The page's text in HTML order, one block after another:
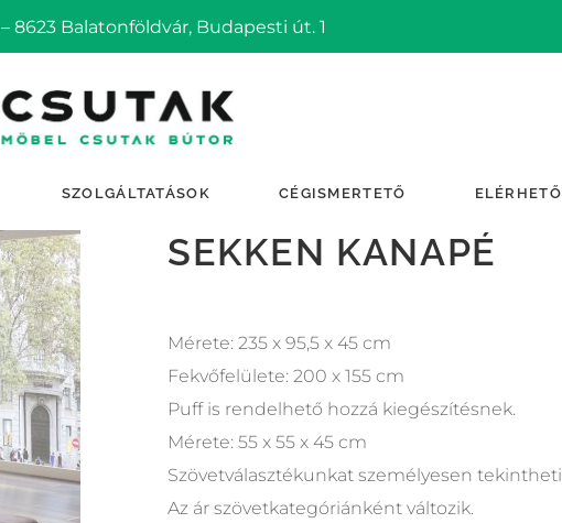
– 8623 Balatonföldvár, Budapesti út. 1
SZOLGÁLTATÁSOK CÉGISMERTETŐ
SEKKEN KANAPÉ
Mérete: 235 x 95,5 x 45 cm
Fekvőfelülete: 200 x 155 cm
Puff is rendelhető hozzá kiegészítésnek.
Mérete: 55 x 55 x 45 cm
Szövetválasztékunkat személyesen
Az ár szövetkategóriánként változik.